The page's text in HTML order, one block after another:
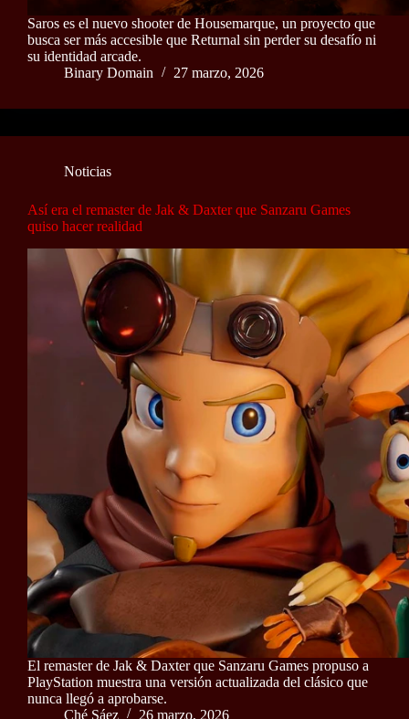
Saros es el nuevo shooter de Housemarque, un proyecto que
busca ser más accesible que Returnal sin perder su desafío ni
su identidad arcade.
Binary Domain
27 marzo, 2026
Noticias
Así era el remaster de Jak & Daxter que Sanzaru Games
quiso hacer realidad
El remaster de Jak & Daxter que Sanzaru Games propuso a
PlayStation muestra una versión actualizada del clásico que
nunca llegó a aprobarse.
Ché Sáez
26 marzo, 2026